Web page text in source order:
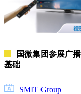
术
境
金
国微集团参展广
基础
SMIT Group